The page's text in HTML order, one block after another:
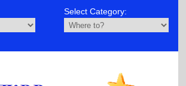
Select Category: